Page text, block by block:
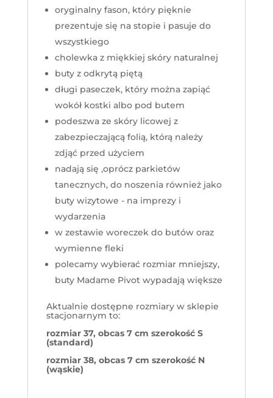
oryginalny fason, który pięknie
prezentuje się na stopie i pasuje do
wszystkiego
cholewka z miękkiej skóry naturalnej
buty z odkrytą piętą
długi paseczek, który można zapiąć
wokół kostki albo pod butem
podeszwa ze skóry licowej z
zabezpieczającą folią, którą należy
zdjąć przed użyciem
nadają się ,oprócz parkietów
tanecznych, do noszenia również jako
buty wizytowe - na imprezy i
wydarzenia
w zestawie woreczek do butów oraz
wymienne fleki
polecamy wybierać rozmiar mniejszy,
buty Madame Pivot wypadają większe
Aktualnie dostępne rozmiary w sklepie
stacjonarnym to:
rozmiar 37, obcas 7 cm szerokość S
(standard)
rozmiar 38, obcas 7 cm szerokość N
(wąskie)